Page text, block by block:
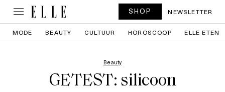
SHOP NEWSLETTER
MODE BEAUTY CULTUUR HOROSCOOP ELLE ETEN
Beauty
GETEST: silicoon